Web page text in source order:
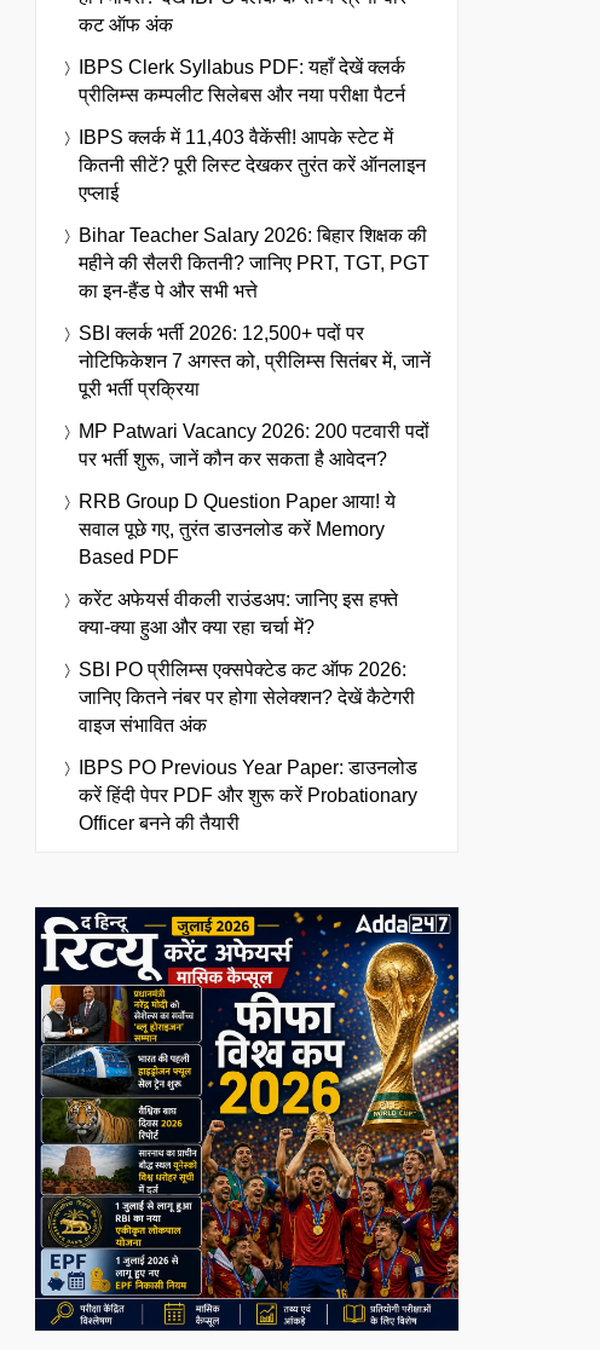
कट ऑफ अंक
IBPS Clerk Syllabus PDF: यहाँ देखें क्लर्क
प्रीलिम्स कम्पलीट सिलेबस और नया परीक्षा पैटर्न
IBPS क्लर्क में 11,403 वैकेंसी! आपके स्टेट में
कितनी सीटें? पूरी लिस्ट देखकर तुरंत करें ऑनलाइन
एप्लाई
Bihar Teacher Salary 2026: बिहार शिक्षक की
महीने की सैलरी कितनी? जानिए PRT, TGT, PGT
का इन-हैंड पे और सभी भत्ते
SBI क्लर्क भर्ती 2026: 12,500+ पदों पर
नोटिफिकेशन 7 अगस्त को, प्रीलिम्स सितंबर में, जानें
पूरी भर्ती प्रक्रिया
MP Patwari Vacancy 2026: 200 पटवारी पदों
पर भर्ती शुरू, जानें कौन कर सकता है आवेदन?
RRB Group D Question Paper आया! ये
सवाल पूछे गए, तुरंत डाउनलोड करें Memory
Based PDF
करेंट अफेयर्स वीकली राउंडअप: जानिए इस हफ्ते
क्या-क्या हुआ और क्या रहा चर्चा में?
SBI PO प्रीलिम्स एक्सपेक्टेड कट ऑफ 2026:
जानिए कितने नंबर पर होगा सेलेक्शन? देखें कैटेगरी
वाइज संभावित अंक
IBPS PO Previous Year Paper: डाउनलोड
करें हिंदी पेपर PDF और शुरू करें Probationary
Officer बनने की तैयारी